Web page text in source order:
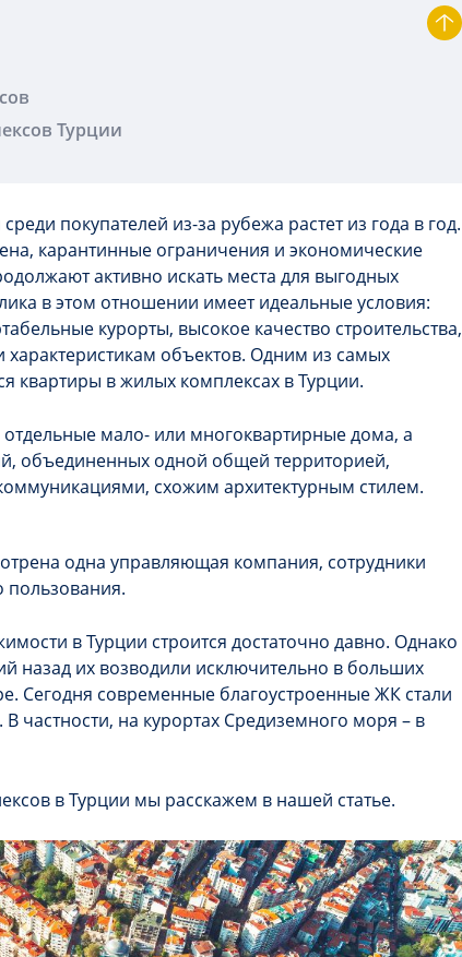
Турции
покупателей из-за рубежа растет из года в год.
карантинные ограничения и экономические
активно искать места для выгодных
в этом отношении имеет идеальные условия:
курорты, высокое качество строительства,
объектов. Одним из самых
квартиры в жилых комплексах в Турции.
отдельные мало- или многоквартирные дома, а
объединенных одной общей территорией,
схожим архитектурным стилем.
одна управляющая компания, сотрудники
пользования.
в Турции строится достаточно давно. Однако
назад их возводили исключительно в больших
Сегодня современные благоустроенные ЖК стали
В частности, на курортах Средиземного моря – в
в Турции мы расскажем в нашей статье.